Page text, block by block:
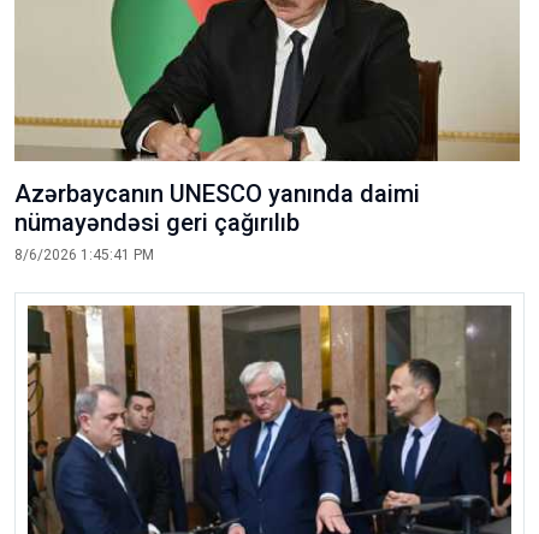
Azərbaycanın UNESCO yanında daimi
nümayəndəsi geri çağırılıb
8/6/2026 1:45:41 PM